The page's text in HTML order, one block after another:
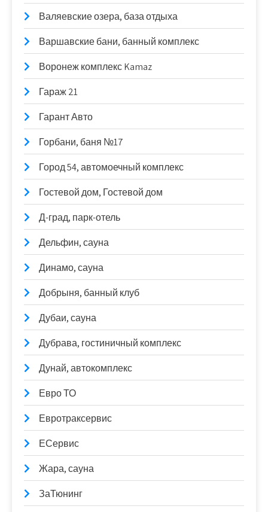
Валяевские озера, база отдыха
Варшавские бани, банный комплекс
Воронеж комплекс Kamaz
Гараж 21
Гарант Авто
Горбани, баня №17
Город 54, автомоечный комплекс
Гостевой дом, Гостевой дом
Д-град, парк-отель
Дельфин, сауна
Динамо, сауна
Добрыня, банный клуб
Дубаи, сауна
Дубрава, гостиничный комплекс
Дунай, автокомплекс
Евро ТО
Евротраксервис
ЕСервис
Жара, сауна
ЗаТюнинг